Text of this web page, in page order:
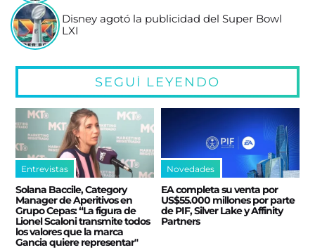
Disney agotó la publicidad del Super Bowl
LXI
SEGUÍ LEYENDO
Entrevistas
Solana Baccile, Category
Manager de Aperitivos en
Grupo Cepas: “La figura de
Lionel Scaloni transmite todos
los valores que la marca
Gancia quiere representar"
Novedades
EA completa su venta por
US$55.000 millones por parte
de PIF, Silver Lake y Affinity
Partners